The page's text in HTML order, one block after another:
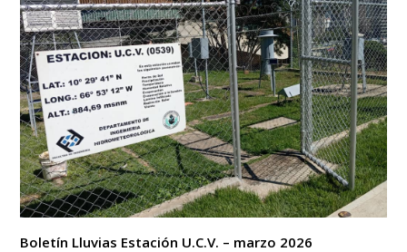
Boletín Lluvias Estación U.C.V. – marzo 2026